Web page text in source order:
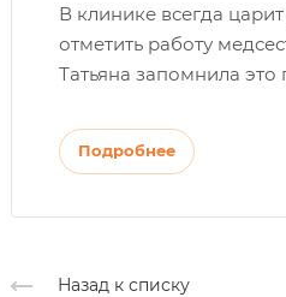
В клинике всегда
отметить работу
Татьяна запомнила это
Подробнее
Назад к списку